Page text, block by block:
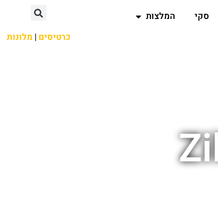
סקי
המלצות
כרטיסים | מלונות